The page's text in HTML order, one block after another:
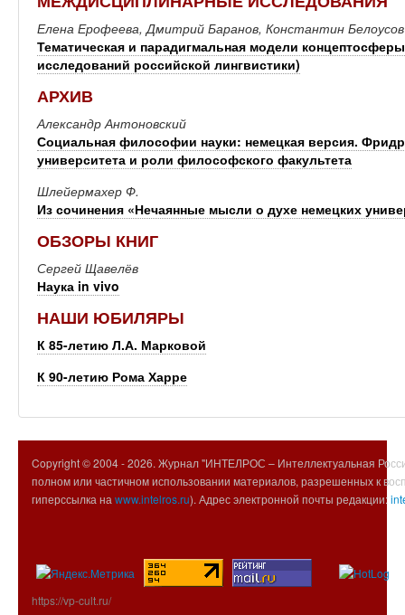
Елена Ерофеева, Дмитрий Баранов, Константин Белоусов
Тематическая и парадигмальная модели
исследований российской лингвистики)
АРХИВ
Александр Антоновский
Социальная философии науки: немецкая версия.
университета и роли философского факультета
Шлейермахер Ф.
Из сочинения «Нечаянные мысли о духе немецких
ОБЗОРЫ КНИГ
Сергей Щавелёв
Наука in vivo
НАШИ ЮБИЛЯРЫ
К 85-летию Л.А. Марковой
К 90-летию Рома Харре
Copyright © 2004 -2026. Журнал "ИНТЕЛРОС – Интеллектуальная
полном или частичном использовании материалов, разрешенных к
гиперссылка на www.intelros.ru). Адрес электронной почты редакции:
https://vp-cult.ru/